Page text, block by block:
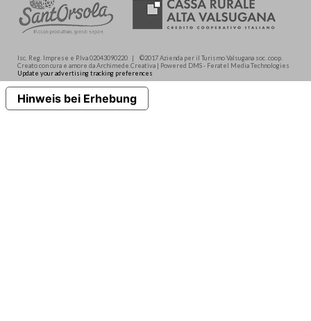
Isc. Reg. Imprese e P.Iva 02043090220 | ©2017 Azienda per il Turismo Valsugana soc. coop.
Creato con cura e amore da Archimede.Creativa | Powered DMS - Feratel Media Technologies
Update your advertising tracking preferences
Hinweis bei Erhebung